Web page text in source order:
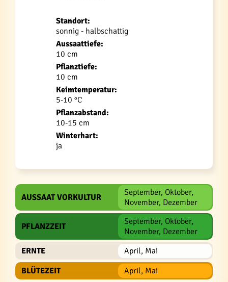
Standort:
sonnig - halbschattig
Aussaattiefe:
10 cm
Pflanztiefe:
10 cm
Keimtemperatur:
5-10 °C
Pflanzabstand:
10-15 cm
Winterhart:
ja
AUSSAAT VORKULTUR
September, Oktober,
November, Dezember
PFLANZZEIT
September, Oktober,
November, Dezember
ERNTE
April, Mai
BLÜTEZEIT
April, Mai